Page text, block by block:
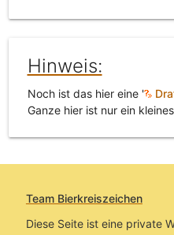
Hinweis:
Noch ist das hier eine '
Ganze hier ist nur ein
Team Bierkreiszeichen
Diese Seite ist eine private